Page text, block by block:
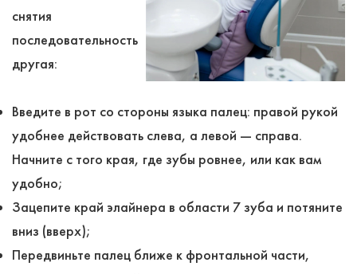
снятия
последовательность
другая:
Введите в рот со стороны языка палец: правой рукой
удобнее действовать слева, а левой ― справа.
Начните с того края, где зубы ровнее, или как вам
удобно;
Зацепите край элайнера в области 7 зуба и потяните
вниз (вверх);
Передвиньте палец ближе к фронтальной части,